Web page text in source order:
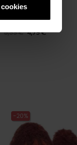
Pez estrella
5,99 € 4,79 €
-20%